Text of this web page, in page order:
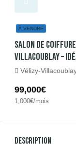
À VENDRE
Salon De
Villacoublay –
Vélizy-
99,000€
1,000€/mois
Description